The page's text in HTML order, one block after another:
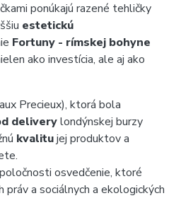
ponúkajú razené tehličky
estetickú
Fortuny - rímskej bohyne
ako investícia, ale aj ako
Precieux), ktorá bola
deliverylondýnskej burzy
kvalitujej produktov a
osvedčenie, ktoré
práv a sociálnych a ekologických